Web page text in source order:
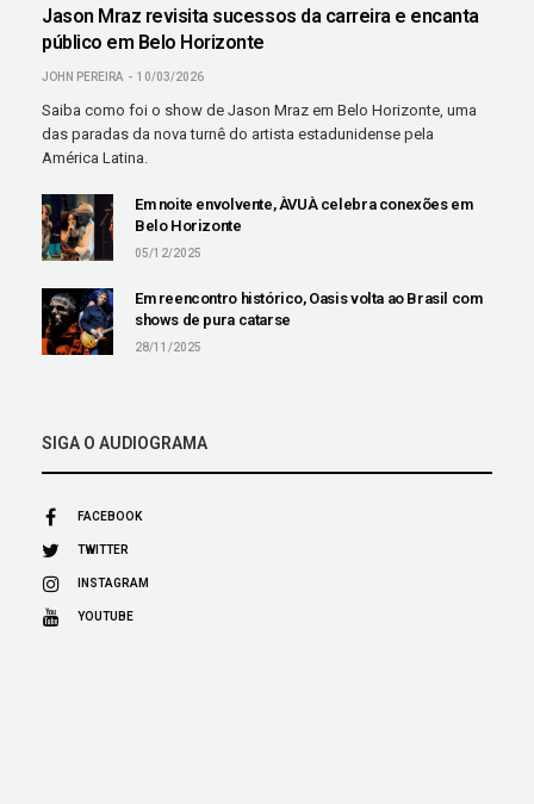
Jason Mraz revisita sucessos da carreira e encanta
público em Belo Horizonte
JOHN PEREIRA 10/03/2026
Saiba como foi o show de Jason Mraz em Belo Horizonte, uma
das paradas da nova turnê do artista estadunidense pela
América Latina.
Em noite envolvente, ÀVUÀ celebra conexões em
Belo Horizonte
05/12/2025
Em reencontro histórico, Oasis volta ao Brasil com
shows de pura catarse
28/11/2025
SIGA O AUDIOGRAMA
FACEBOOK
TWITTER
INSTAGRAM
YOUTUBE